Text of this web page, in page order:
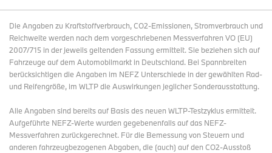
Die Angaben zu Kraftstoffverbrauch, CO2-Emissionen, Stromverbrauch und
Reichweite werden nach dem vorgeschriebenen Messverfahren VO (EU)
2007/715 in der jeweils geltenden Fassung ermittelt. Sie beziehen sich auf
Fahrzeuge auf dem Automobilmarkt in Deutschland. Bei Spannbreiten
berücksichtigen die Angaben im NEFZ Unterschiede in der gewählten Rad-
und Reifengröße, im WLTP die Auswirkungen jeglicher Sonderausstattung.
Alle Angaben sind bereits auf Basis des neuen WLTP-Testzyklus ermittelt.
Aufgeführte NEFZ-Werte wurden gegebenenfalls auf das NEFZ-
Messverfahren zurückgerechnet. Für die Bemessung von Steuern und
anderen fahrzeugbezogenen Abgaben, die (auch) auf den CO2-Ausstoß